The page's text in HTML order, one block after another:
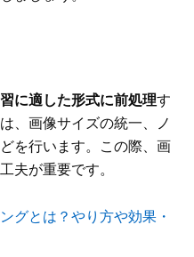
に適した形式に前処理す
、画像サイズの統一、ノ
を行います。この際、画
夫が重要です。
グとは？やり方や効果・